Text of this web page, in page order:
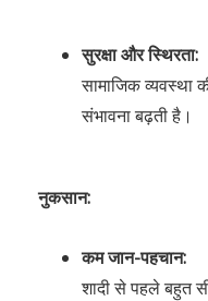
सुरक्षा और स्थिरता:
सामाजिक
संभावना बढ़ती है।
नुकसान:
कम जान-पहचान:
शादी से पहले बहुत